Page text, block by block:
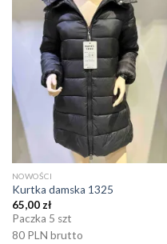
NOWOŚCI
Kurtka damska 1325
65,00 zł
Paczka 5 szt
80 PLN brutto